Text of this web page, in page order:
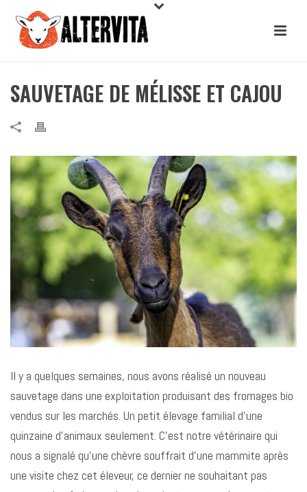
SAUVETAGE DE MÉLISSE ET CAJOU
Il y a quelques semaines, nous avons réalisé un nouveau
sauvetage dans une exploitation produisant des fromages bio
vendus sur les marchés. Un petit élevage familial d’une
quinzaine d’animaux seulement. C’est notre vétérinaire qui
nous a signalé qu’une chèvre souffrait d’une mammite après
une visite chez cet éleveur, ce dernier ne souhaitant pas